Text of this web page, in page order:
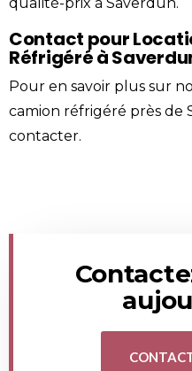
Contact pour
Réfrigéré à
Pour en savoir plus sur
camion réfrigéré près de
contacter.